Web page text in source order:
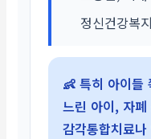
정신건강복
👶 특히 아이들
느린 아이, 자폐
감각통합치료